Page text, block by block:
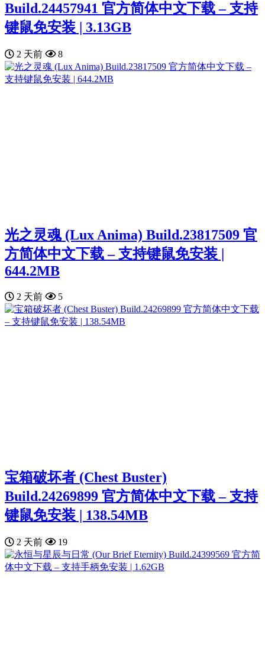
Build.24457941 官方简体中文下载 – 支持
键鼠免安装 | 3.13GB
2 天前 8
光之灵魂 (Lux Anima) Build.23817509 官
方简体中文下载 – 支持键鼠免安装 |
644.2MB
2 天前 5
宝箱破坏者 (Chest Buster)
Build.24269899 官方简体中文下载 – 支持
键鼠免安装 | 138.54MB
2 天前 19